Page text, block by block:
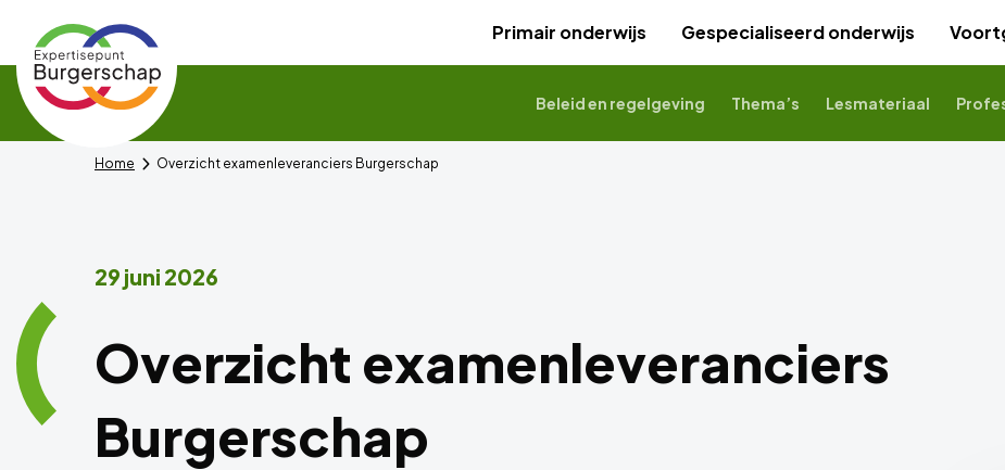
Expertisepunt
Burgerschap
Primair onderwijs Gespecialiseerd onderwijs
Beleid en regelgeving Thema’s Lesmateriaal
Home Overzicht examenleveranciers Burgerschap
Overzicht examenleveranciers
Burgerschap
29 juni 2026